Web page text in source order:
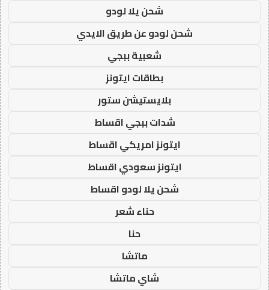
شحن يلا لودو
شحن لودو عن طريق الايدي
شعبية ببجي
بطاقات ايتونز
بلايستيشن ستور
شدات ببجي اقساط
ايتونز امريكي اقساط
ايتونز سعودي اقساط
شحن يلا لودو اقساط
حناء شعر
حنا
ماتشا
شاي ماتشا